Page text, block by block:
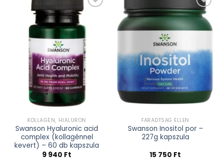
Kívánságlistához
adás
KOLLAGÉN, HIALURON
Swanson Hyaluronic acid
complex (kollagénnel
kevert) – 60 db kapszula
9 940 Ft
Kívánságlistához
adás
FÁRADTSÁG ELLEN
Swanson Inositol por –
227g kapszula
15 750 Ft